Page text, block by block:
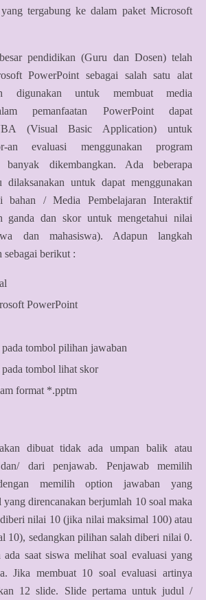
tergabung ke dalam paket Microsoft
pendidikan (Guru dan Dosen) telah
PowerPoint sebagai salah satu alat
digunakan untuk membuat media
pemanfaatan PowerPoint dapat
(Visual Basic Application) untuk
an evaluasi menggunakan program
banyak dikembangkan. Ada beberapa
untuk dapat menggunakan
bahan / Media Pembelajaran Interaktif
ganda dan skor untuk mengetahui nilai
dan mahasiswa). Adapun langkah
sebagai berikut :
PowerPoint
tombol pilihan jawaban
tombol lihat skor
format *.pptm
dibuat tidak ada umpan balik atau
dari penjawab. Penjawab memilih
memilih option jawaban yang
yang direncanakan berjumlah 10 soal maka
nilai 10 (jika nilai maksimal 100) atau
10), sedangkan pilihan salah diberi nilai 0.
saat siswa melihat soal evaluasi yang
Jika membuat 10 soal evaluasi artinya
12 slide. Slide pertama untuk judul /